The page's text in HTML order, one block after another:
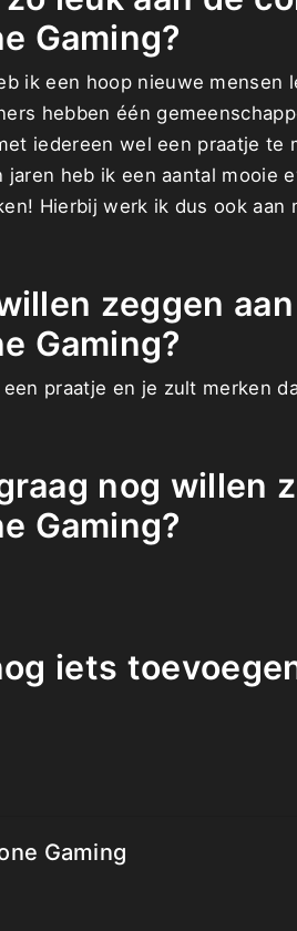
Gaming?
ik een hoop nieuwe
hebben één
iedereen wel een praatje te
jaren heb ik een aantal mooie
Hierbij werk ik dus ook aan
zeggen
Gaming?
praatje en je zult merken
nog willen
Gaming?
iets
Gaming